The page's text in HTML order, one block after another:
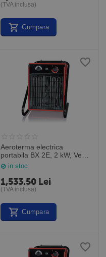
(TVA inclusa)
Cumpara
Aeroterma electrica
portabila BX 2E, 2 kW, Veab
Suedia
in stoc
1,533.50 Lei
(TVA inclusa)
Cumpara